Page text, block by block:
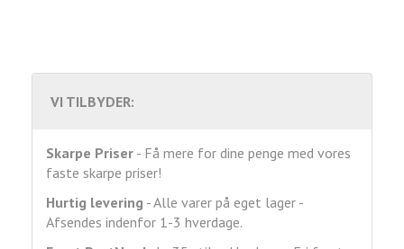
VI TILBYDER:
Skarpe Priser - Få mere for dine penge med vores
faste skarpe priser!
Hurtig levering - Alle varer på eget lager -
Afsendes indenfor 1-3 hverdage.